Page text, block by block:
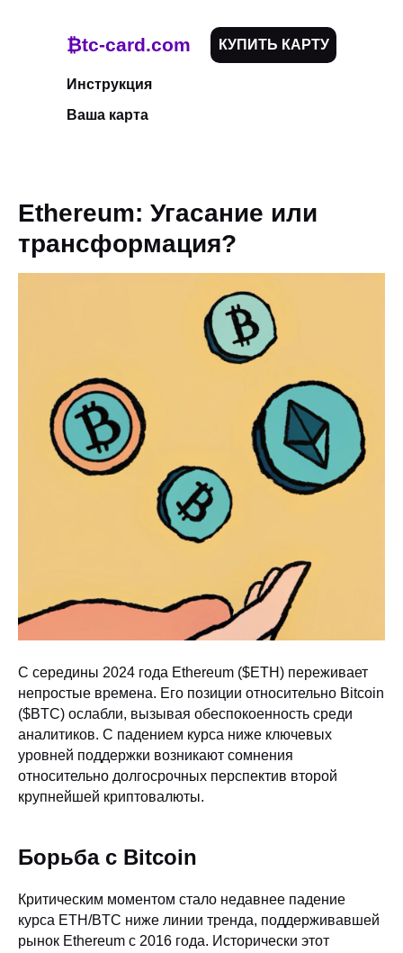
Инструкция
Ваша карта
КУПИТЬ КАРТУ
₿tc-card.com
Ethereum: Угасание или
трансформация?
С середины 2024 года Ethereum ($ETH) переживает
непростые времена. Его позиции относительно Bitcoin
($BTC) ослабли, вызывая обеспокоенность среди
аналитиков. С падением курса ниже ключевых
уровней поддержки возникают сомнения
относительно долгосрочных перспектив второй
крупнейшей криптовалюты.
Борьба с Bitcoin
Критическим моментом стало недавнее падение
курса ETH/BTC ниже линии тренда, поддерживавшей
рынок Ethereum с 2016 года. Исторически этот